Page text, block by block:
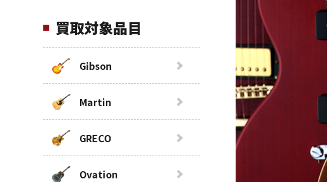
買取対象品目
Gibson
Martin
GRECO
Ovation